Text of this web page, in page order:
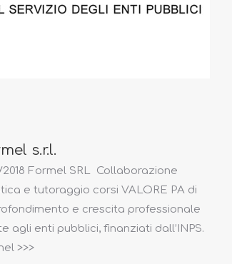
s.r.l.
2018 Formel SRL Collaborazione
e tutoraggio corsi VALORE PA di
e crescita professionale
agli enti pubblici, finanziati dall’INPS.
>>>